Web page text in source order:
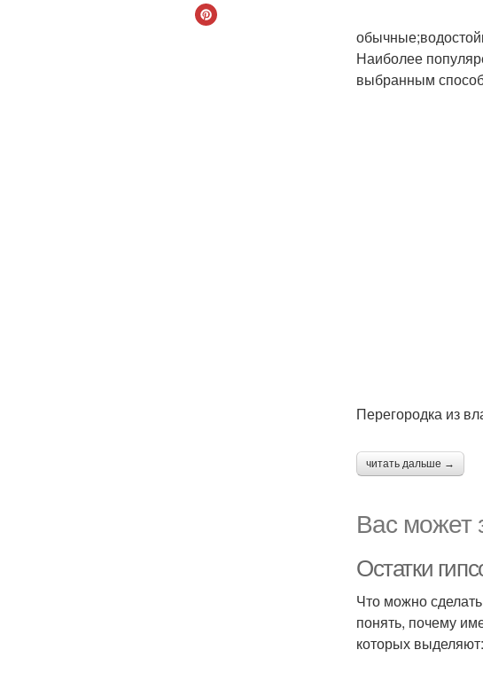
Наиболее
выбранным
Перегородка из
читать дальше →
Вас может
Остатки
Что можно
понять, почему
которых выделяют: